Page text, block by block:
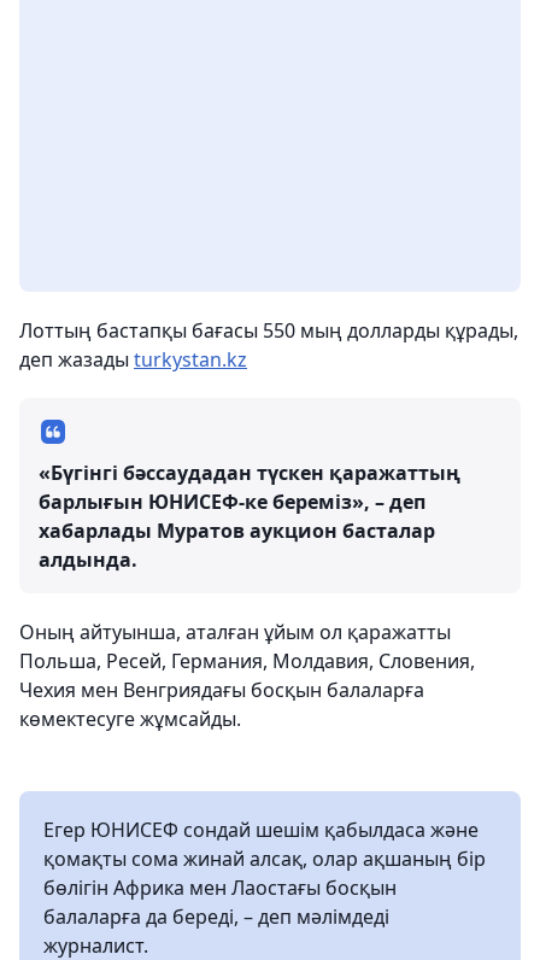
Лоттың бастапқы бағасы 550 мың долларды құрады,
деп жазады turkystan.kz
«Бүгінгі бәссаудадан түскен қаражаттың
барлығын ЮНИСЕФ-ке береміз», – деп
хабарлады Муратов аукцион басталар
алдында.
Оның айтуынша, аталған ұйым ол қаражатты
Польша, Ресей, Германия, Молдавия, Словения,
Чехия мен Венгриядағы босқын балаларға
көмектесуге жұмсайды.
Егер ЮНИСЕФ сондай шешім қабылдаса және
қомақты сома жинай алсақ, олар ақшаның бір
бөлігін Африка мен Лаостағы босқын
балаларға да береді, – деп мәлімдеді
журналист.